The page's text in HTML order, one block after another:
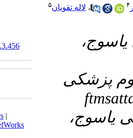
‎ 10.61186/armaghanj.29.3.456
BibTeX
EndNote| Medlars |
ProCite
Reference Manager|RefWorks